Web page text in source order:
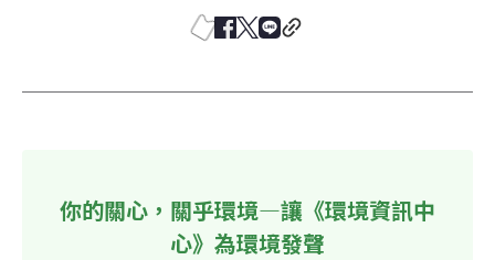
你的關心，關乎環境—讓《環境資訊中
心》為環境發聲